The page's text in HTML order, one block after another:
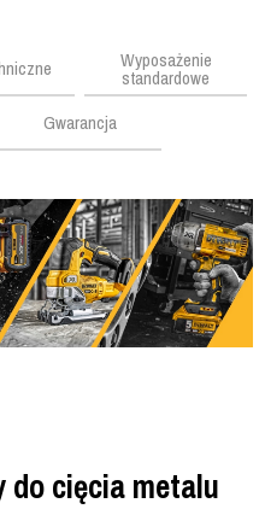
Wyposażenie
standardowe
Gwarancja
cięcia metalu